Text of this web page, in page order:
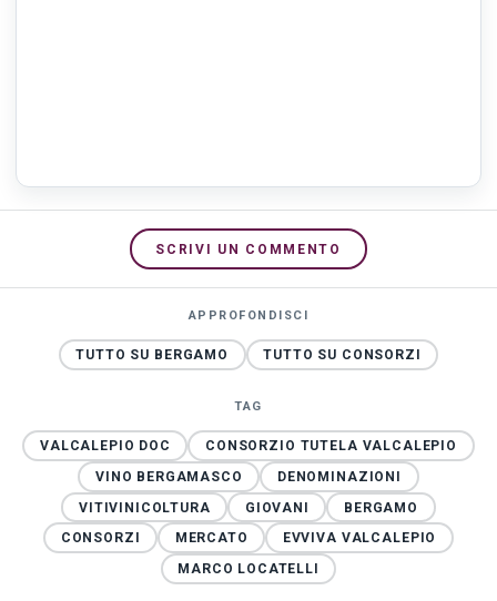
SCRIVI UN COMMENTO
APPROFONDISCI
TUTTO SU BERGAMO TUTTO SU CONSORZI
TAG
VALCALEPIO DOC
CONSORZIO TUTELA VALCALEPIO
VINO BERGAMASCO
DENOMINAZIONI
VITIVINICOLTURA
GIOVANI
BERGAMO
CONSORZI
MERCATO
EVVIVA VALCALEPIO
MARCO LOCATELLI